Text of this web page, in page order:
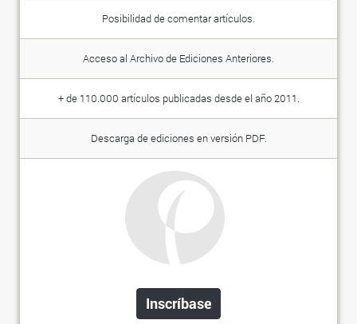
Posibilidad de comentar artículos.
Acceso al Archivo de Ediciones Anteriores.
+ de 110.000 artículos publicadas desde el año 2011.
Descarga de ediciones en versión PDF.
Inscríbase